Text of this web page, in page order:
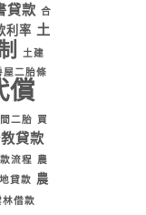
貸款 合
利率 土
土建
屋二胎條
償
二胎
買
貸款
流程
農
貸款
農
林借款